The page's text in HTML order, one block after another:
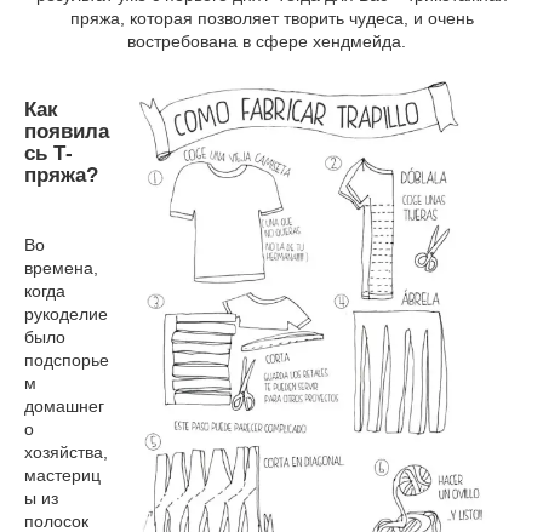
пряжа, которая позволяет творить чудеса, и очень
востребована в сфере хендмейда.
Как
появила
сь Т-
пряжа?
Во
времена,
когда
рукоделие
было
подспорье
м
домашнег
о
хозяйства,
мастериц
ы из
полосок